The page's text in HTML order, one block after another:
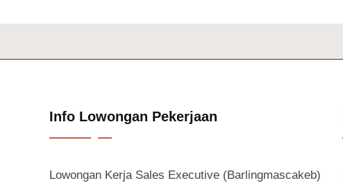
Info Lowongan Pekerjaan
Lowongan Kerja Sales Executive (Barlingmascakeb)